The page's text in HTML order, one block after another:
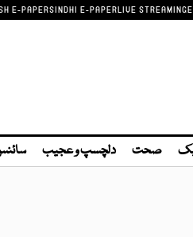
E-PAPERSINDHI E-PAPERLIVE STREAMING
صحت دلچسپ و عجیب